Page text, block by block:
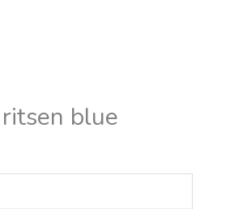
blue